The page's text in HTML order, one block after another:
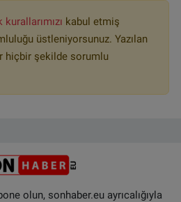
kabul etmiş
üstleniyorsunuz. Yazılan
hiçbir şekilde sorumlu
olun, sonhaber.eu ayrıcalığıyla